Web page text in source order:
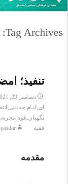
Tag Archives: مشروعیت
تنفیذ؛
دسامبر 29, 2021
ای, امام خمینی,
نگهبان,قوه مجریه,
فقیه
مقدمه